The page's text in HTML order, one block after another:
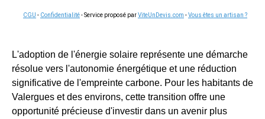
CGU - Confidentialité- Service proposé parViteUnDevis.com -Vous êtes un artisan ?
L'adoption de l'énergie solaire représente une démarche
résolue vers l'autonomie énergétique et une réduction
significative de l'empreinte carbone. Pour les habitants de
Valergues et des environs, cette transition offre une
opportunité précieuse d'investir dans un avenir plus